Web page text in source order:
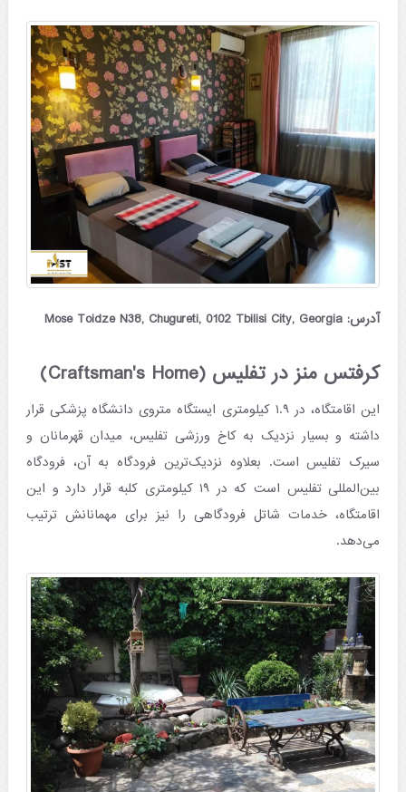
آدرس: Mose Toidze N38, Chugureti, 0102 Tbilisi City, Georgia
کرفتس منز در تفلیس (Craftsman's Home)
این اقامتگاه، در ۱.۹ کیلومتری ایستگاه متروی دانشگاه پزشکی قرار
داشته و بسیار نزدیک به کاخ ورزشی تفلیس، میدان قهرمانان و
سیرک تفلیس است. بعلاوه نزدیک‌ترین فرودگاه به آن، فرودگاه
بین‌المللی تفلیس است که در ۱۹ کیلومتری کلبه قرار دارد و این
اقامتگاه، خدمات شاتل فرودگاهی را نیز برای مهمانانش ترتیب
می‌دهد.